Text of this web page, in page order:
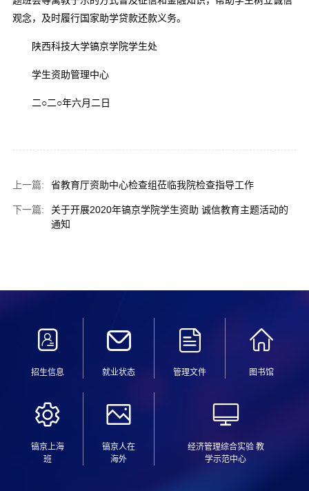
观念，及时履行国家助学贷款还款义务。
陕西科技大学镐京学院学生处
学生资助管理中心
二○二○年六月二日
上一篇: 省教育厅资助中心检查组莅临我院检查指导工作
下一篇:
关于开展2020年镐京学院学生资助 诚信教育主题活动的
通知
招生信息 就业状态 管理文件 图书馆
镐京上海
班
镐京人在
海外
经济管理综合实验 教
学示范中心